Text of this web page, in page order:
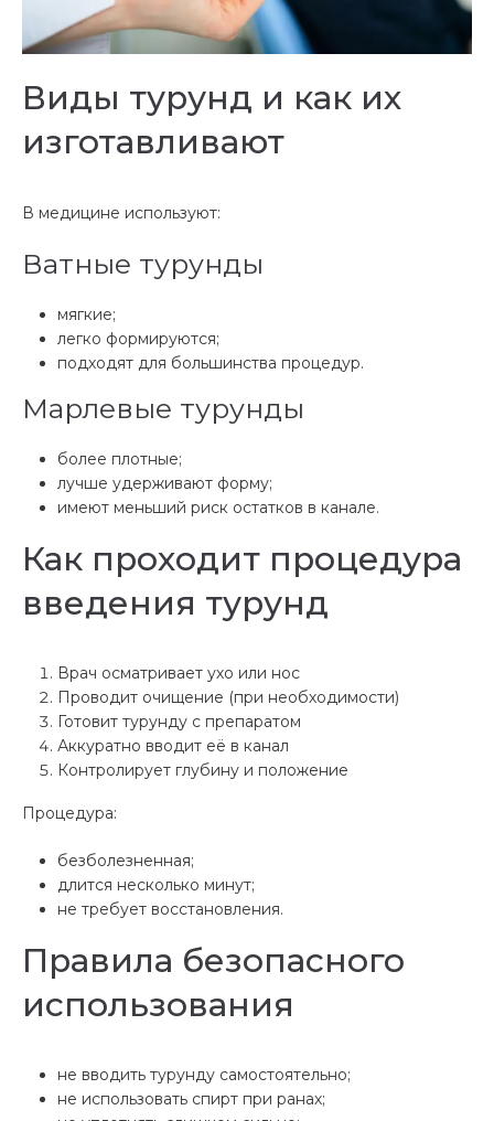
Виды турунд и как их
изготавливают
В медицине используют:
Ватные турунды
мягкие;
легко формируются;
подходят для большинства процедур.
Марлевые турунды
более плотные;
лучше удерживают форму;
имеют меньший риск остатков в канале.
Как проходит процедура
введения турунд
Врач осматривает ухо или нос
Проводит очищение (при необходимости)
Готовит турунду с препаратом
Аккуратно вводит её в канал
Контролирует глубину и положение
Процедура:
безболезненная;
длится несколько минут;
не требует восстановления.
Правила безопасного
использования
не вводить турунду самостоятельно;
не использовать спирт при ранах;